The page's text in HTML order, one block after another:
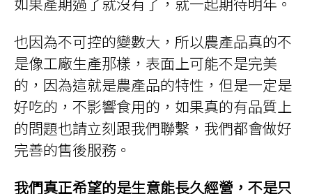
也因為不可控的變數大，所以農產品真的不
是像工廠生產那樣，表面上可能不是完美
的，因為這就是農產品的特性，但是一定是
好吃的，不影響食用的，如果真的有品質上
的問題也請立刻跟我們聯繫，我們都會做好
完善的售後服務。
我們真正希望的是生意能長久經營，不是只